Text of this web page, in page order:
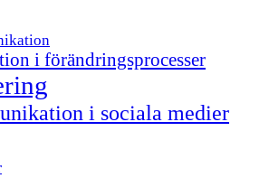
i förändringsprocesser
i sociala medier